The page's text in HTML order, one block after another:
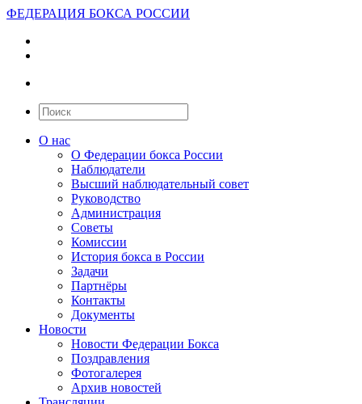
ФЕДЕРАЦИЯ БОКСА РОССИИ
О нас
О Федерации бокса России
Наблюдатели
Высший наблюдательный совет
Руководство
Администрация
Советы
Комиссии
История бокса в России
Задачи
Партнёры
Контакты
Документы
Новости
Новости Федерации Бокса
Поздравления
Фотогалерея
Архив новостей